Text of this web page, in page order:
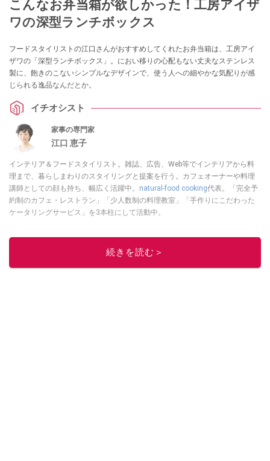
こんなお弁当箱が欲しかった！工房アイザ
ワの深型ランチボックス
フードスタイリストの江口さんがおすすめしてくれたお弁当箱は、工房アイ
ザワの「深型ランチボックス」。におい移りの心配もない丈夫なステンレス
製に、飽きのこないシンプルなデザインで、使う人への細やかな気配りが感
じられる逸品なんだとか。
イチオシスト
家事の専門家
江口 恵子
インテリア＆フードスタイリスト。雑誌、広告、Web等でインテリアから料
理まで、暮らしまわりのスタイリングと提案を行う。カフェオーナーや料理
講師としての顔も持ち、幅広く活躍中。 natural-food cooking代表。「完全予
約制のカフェ・レストラン」「少人数制の料理教室」「手作りにこだわった
ケータリングサービス」を3本柱にして活動中。
続きを読む＞